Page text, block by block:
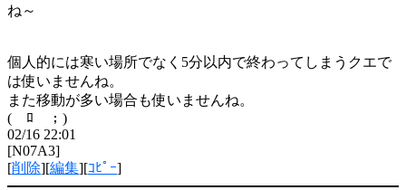
ね～
個人的には寒い場所でなく5分以内で終わってしまうクエで
は使いませんね。
また移動が多い場合も使いませんね。
(￣ﾛ￣；)
02/16 22:01
[N07A3]
[削除][編集][ｺﾋﾟｰ]